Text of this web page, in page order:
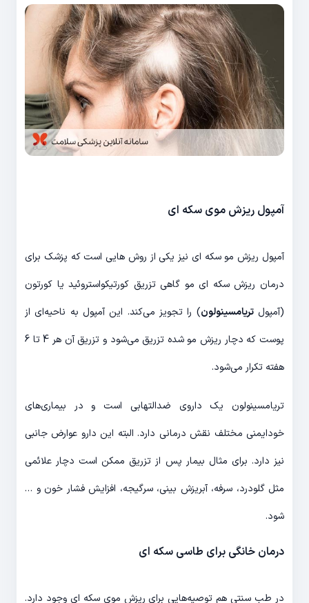
آمپول ریزش موی سکه ای
آمپول ریزش مو سکه ای نیز یکی از روش هایی است که پزشک برای
درمان ریزش سکه ای مو گاهی تزریق کورتیکواستروئید یا کورتون
(آمپولتریامسینولون) را تجویز می‌کند. این آمپول به ناحیه‌ای از
پوست که دچار ریزش مو شده تزریق می‌شود و تزریق آن هر 4 تا 6
هفته تکرار می‌شود.
تریامسینولون یک داروی ضدالتهابی است و در بیماری‌های
خودایمنی مختلف نقش درمانی دارد. البته این دارو عوارض جانبی
نیز دارد. برای مثال بیمار پس از تزریق ممکن است دچار علائمی
مثل گلودرد، سرفه، آبریزش بینی، سرگیجه، افزایش فشار خون و …
شود.
درمان خانگی برای طاسی سکه ای
در طب سنتی هم توصیه‌هایی برای ریزش موی سکه ای وجود دارد.